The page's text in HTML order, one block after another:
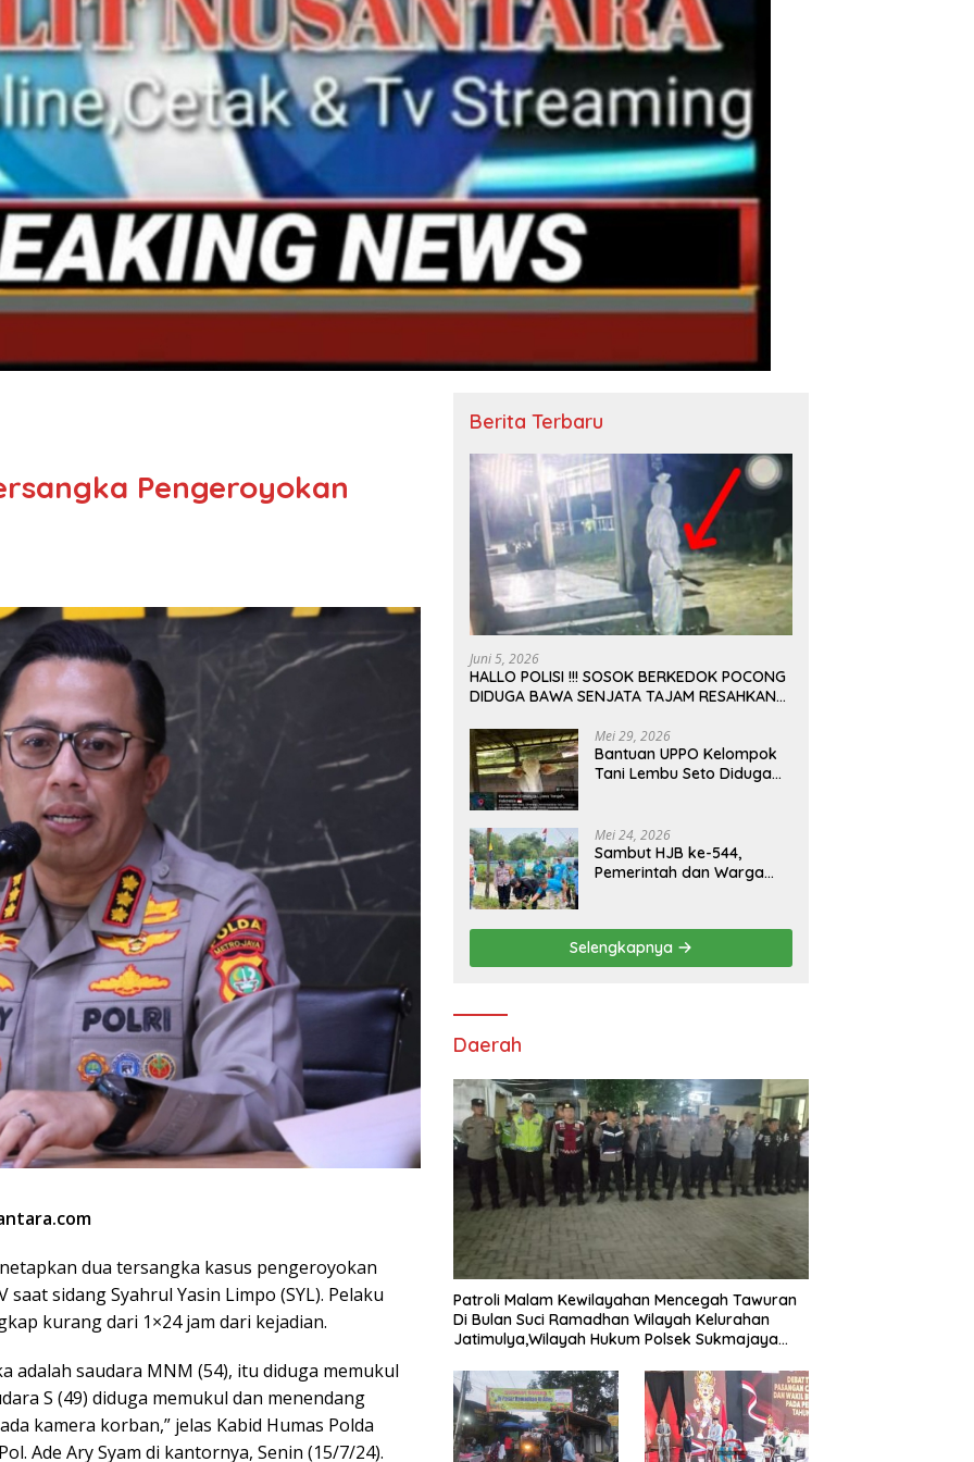
Pengeroyokan
dua tersangka kasus pengeroyokan
saat sidang Syahrul Yasin Limpo (SYL). Pelaku
kurang dari 1×24 jam dari kejadian.
adalah saudara MNM (54), itu diduga memukul
S (49) diduga memukul dan menendang
kamera korban,” jelas Kabid Humas Polda
Ade Ary Syam di kantornya, Senin (15/7/24).
Berita Terbaru
Juni 5, 2026
HALLO POLISI !!! SOSOK BERKEDOK POCONG
DIDUGA BAWA SENJATA TAJAM RESAHKAN
LEBONG
Mei 29, 2026
Bantuan UPPO Kelompok
Tani Lembu Seto Diduga
Mei 24, 2026
Sambut HJB ke-544,
Pemerintah dan Warga
di Jonggol
Selengkapnya
Daerah
Patroli Malam Kewilayahan Mencegah Tawuran
Di Bulan Suci Ramadhan Wilayah Kelurahan
Jatimulya,Wilayah Hukum Polsek Sukmajaya